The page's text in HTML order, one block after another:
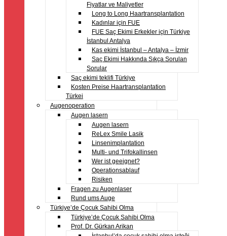
Fiyatlar ve Maliyetler
Long to Long Haartransplantation
Kadınlar için FUE
FUE Saç Ekimi Erkekler için Türkiye
İstanbul Antalya
Kaş ekimi İstanbul – Antalya – İzmir
Saç Ekimi Hakkında Sıkça Sorulan
Sorular
Saç ekimi teklifi Türkiye
Kosten Preise Haartransplantation
Türkei
Augenoperation
Augen lasern
Augen lasern
ReLex Smile Lasik
Linsenimplantation
Multi- und Trifokallinsen
Wer ist geeignet?
Operationsablauf
Risiken
Fragen zu Augenlaser
Rund ums Auge
Türkiye’de Çocuk Sahibi Olma
Türkiye’de Çocuk Sahibi Olma
Prof. Dr. Gürkan Arikan